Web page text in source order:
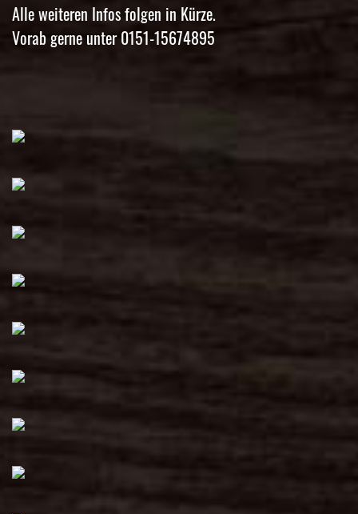
Alle weiteren Infos folgen in Kürze.
Vorab gerne unter 0151-15674895